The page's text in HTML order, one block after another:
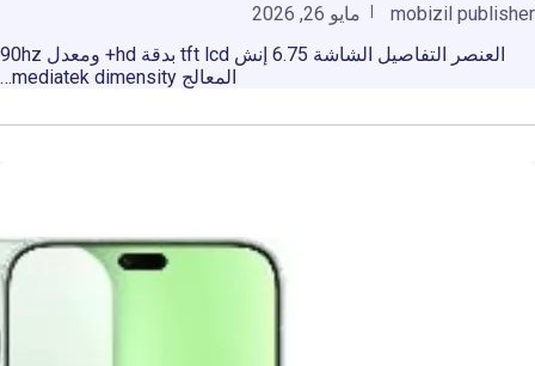
mobizil publisher
مايو 26, 2026
العنصر التفاصيل الشاشة 6.75 إنش tft lcd بدقة hd+ ومعدل 90hz
المعالج mediatek dimensity…